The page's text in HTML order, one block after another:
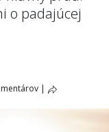
o padajúcej
|